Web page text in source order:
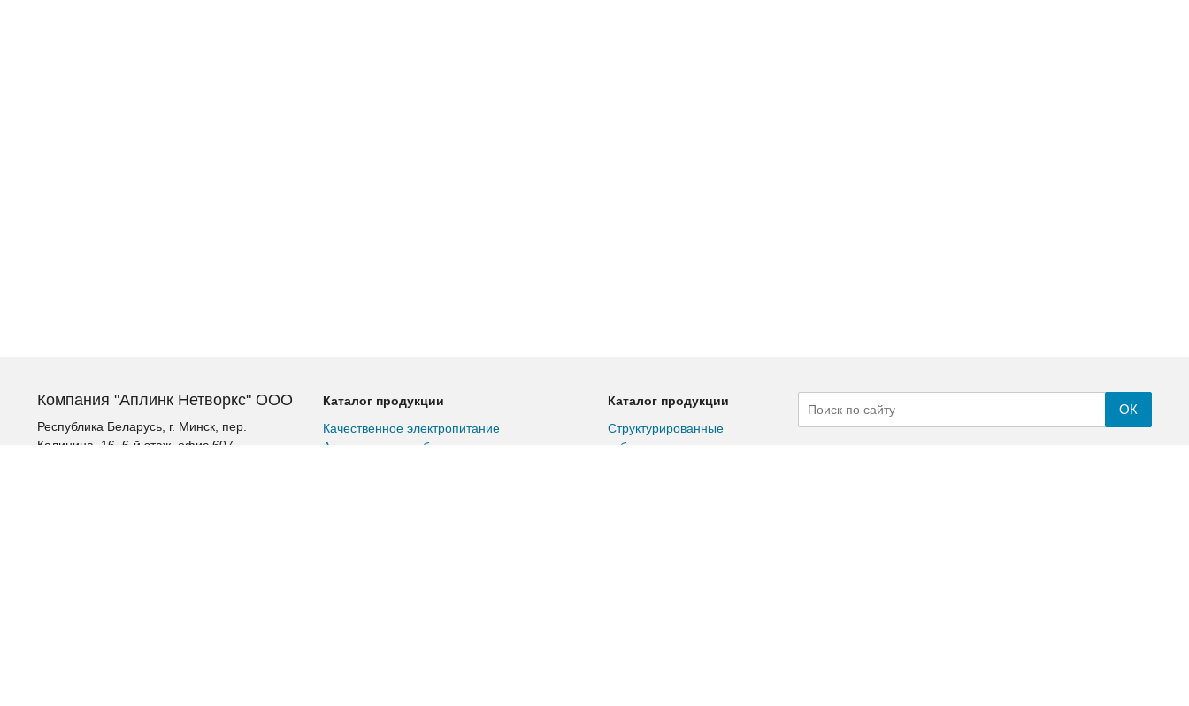
Компания "Аплинк Нетворкс" ООО
Республика Беларусь, г. Минск, пер.
Калинина, 16, 6-й этаж, офис 607
Каталог продукции
Качественное электропитание
Аккумуляторные батареи
Каталог продукции
Структурированные
кабельные сети